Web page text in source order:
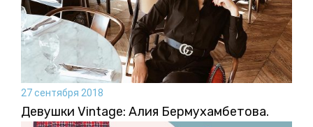
27 сентября 2018
Девушки Vintage: Алия Бермухамбетова.